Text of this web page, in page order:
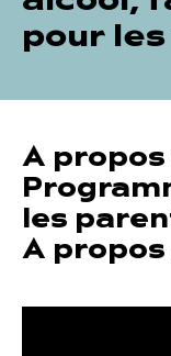
pour les
A
les
A